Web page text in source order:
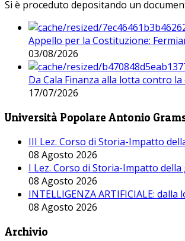
Si è proceduto depositando un
Appello per la Costituzione:
03/08/2026
Da Cala Finanza alla lotta contro
17/07/2026
Università Popolare Antonio
III Lez. Corso di Storia-Impatto
08 Agosto 2026
I Lez. Corso di Storia-Impatto
08 Agosto 2026
INTELLIGENZA ARTIFICIALE:
08 Agosto 2026
Archivio